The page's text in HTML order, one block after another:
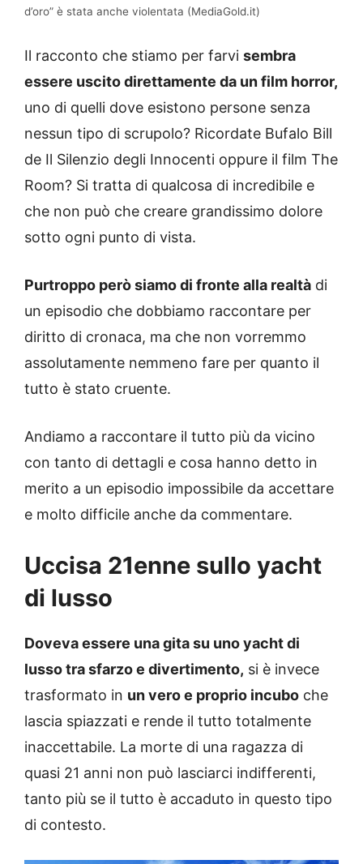
d’oro” è stata anche violentata (MediaGold.it)
Il racconto che stiamo per farvi sembra
essere uscito direttamente da un film horror,
uno di quelli dove esistono persone senza
nessun tipo di scrupolo? Ricordate Bufalo Bill
de Il Silenzio degli Innocenti oppure il film The
Room? Si tratta di qualcosa di incredibile e
che non può che creare grandissimo dolore
sotto ogni punto di vista.
Purtroppo però siamo di fronte alla realtà di
un episodio che dobbiamo raccontare per
diritto di cronaca, ma che non vorremmo
assolutamente nemmeno fare per quanto il
tutto è stato cruente.
Andiamo a raccontare il tutto più da vicino
con tanto di dettagli e cosa hanno detto in
merito a un episodio impossibile da accettare
e molto difficile anche da commentare.
Uccisa 21enne sullo yacht
di lusso
Doveva essere una gita su uno yacht di
lusso tra sfarzo e divertimento, si è invece
trasformato in un vero e proprio incubo che
lascia spiazzati e rende il tutto totalmente
inaccettabile. La morte di una ragazza di
quasi 21 anni non può lasciarci indifferenti,
tanto più se il tutto è accaduto in questo tipo
di contesto.